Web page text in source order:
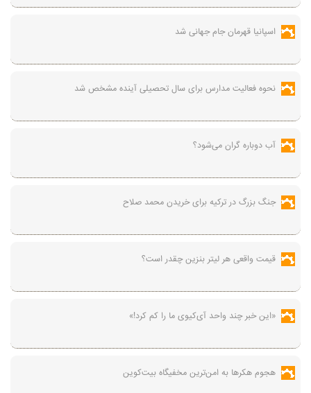
اسپانیا قهرمان جام جهانی شد
نحوه فعالیت مدارس برای سال تحصیلی آینده مشخص شد
آب دوباره گران می‌شود؟
جنگ بزرگ در ترکیه برای خریدن محمد صلاح
قیمت واقعی هر لیتر بنزین چقدر است؟
«این خبر چند واحد آی‌کیوی ما را کم کرد!»
هجوم هکرها به امن‌ترین مخفیگاه بیت‌کوین